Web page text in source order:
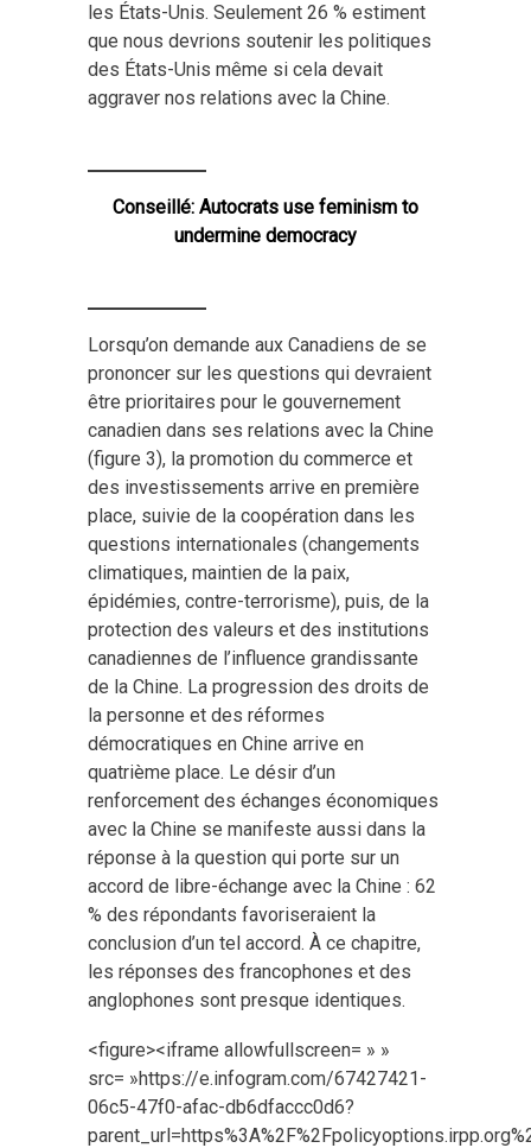
les États-Unis. Seulement 26 % estiment
que nous devrions soutenir les politiques
des États-Unis même si cela devait
aggraver nos relations avec la Chine.
Conseillé: Autocrats use feminism to
undermine democracy
Lorsqu’on demande aux Canadiens de se
prononcer sur les questions qui devraient
être prioritaires pour le gouvernement
canadien dans ses relations avec la Chine
(figure 3), la promotion du commerce et
des investissements arrive en première
place, suivie de la coopération dans les
questions internationales (changements
climatiques, maintien de la paix,
épidémies, contre-terrorisme), puis, de la
protection des valeurs et des institutions
canadiennes de l’influence grandissante
de la Chine. La progression des droits de
la personne et des réformes
démocratiques en Chine arrive en
quatrième place. Le désir d’un
renforcement des échanges économiques
avec la Chine se manifeste aussi dans la
réponse à la question qui porte sur un
accord de libre-échange avec la Chine : 62
% des répondants favoriseraient la
conclusion d’un tel accord. À ce chapitre,
les réponses des francophones et des
anglophones sont presque identiques.
<figure><iframe allowfullscreen= » »
src= »https://e.infogram.com/67427421-
06c5-47f0-afac-db6dfaccc0d6?